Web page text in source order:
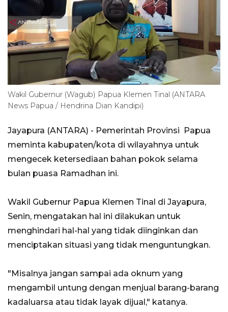
Wakil Gubernur (Wagub) Papua Klemen Tinal (ANTARA
News Papua / Hendrina Dian Kandipi)
Jayapura (ANTARA) - Pemerintah Provinsi Papua
meminta kabupaten/kota di wilayahnya untuk
mengecek ketersediaan bahan pokok selama
bulan puasa Ramadhan ini.
Wakil Gubernur Papua Klemen Tinal di Jayapura,
Senin, mengatakan hal ini dilakukan untuk
menghindari hal-hal yang tidak diinginkan dan
menciptakan situasi yang tidak menguntungkan.
"Misalnya jangan sampai ada oknum yang
mengambil untung dengan menjual barang-barang
kadaluarsa atau tidak layak dijual," katanya.